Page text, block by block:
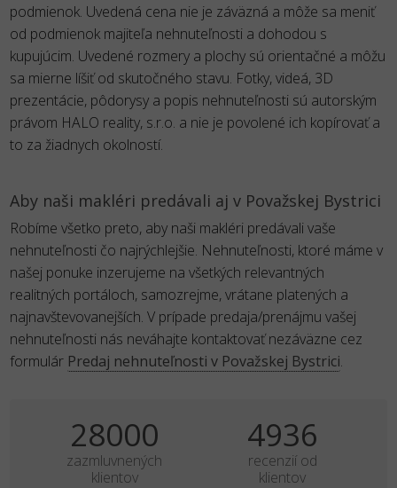
podmienok. Uvedená cena nie je záväzná a môže sa meniť
od podmienok majiteľa nehnuteľnosti a dohodou s
kupujúcim. Uvedené rozmery a plochy sú orientačné a môžu
sa mierne líšiť od skutočného stavu. Fotky, videá, 3D
prezentácie, pôdorysy a popis nehnuteľnosti sú autorským
právom HALO reality, s.r.o. a nie je povolené ich kopírovať a
to za žiadnych okolností.
Aby naši makléri predávali aj v Považskej Bystrici
Robíme všetko preto, aby naši makléri predávali vaše
nehnuteľnosti čo najrýchlejšie. Nehnuteľnosti, ktoré máme v
našej ponuke inzerujeme na všetkých relevantných
realitných portáloch, samozrejme, vrátane platených a
najnavštevovanejších. V prípade predaja/prenájmu vašej
nehnuteľnosti nás neváhajte kontaktovať nezáväzne cez
formulár Predaj nehnuteľnosti v Považskej Bystrici.
35000
zazmluvnených
klientov
6170
recenzií od
klientov